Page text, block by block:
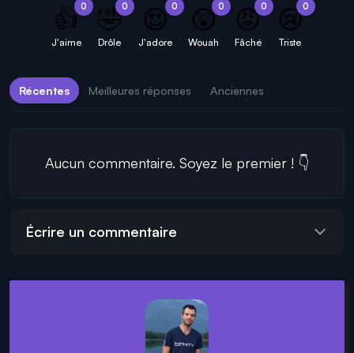
0
👍
J'aime
0
🤣
Drôle
0
😍
J'adore
0
😲
Wouah
0
😡
Fâché
0
😢
Triste
Récentes Meilleures réponses Anciennes
Aucun commentaire. Soyez le premier ! 👇
Écrire un commentaire